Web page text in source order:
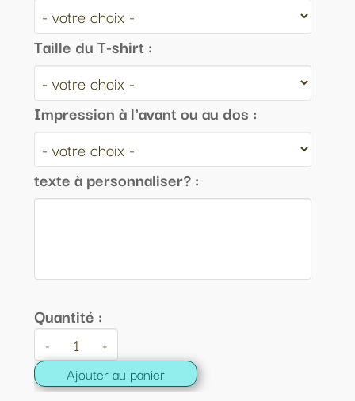
Taille du T-shirt :
Impression à l'avant ou au dos :
texte à personnaliser? :
Quantité :
- +
Ajouter au panier